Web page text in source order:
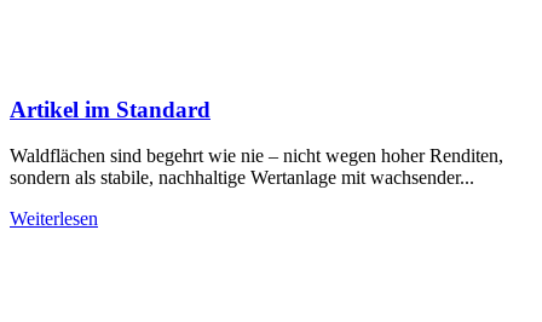
Artikel im Standard
Waldflächen sind begehrt wie nie – nicht wegen hoher Renditen,
sondern als stabile, nachhaltige Wertanlage mit wachsender...
Weiterlesen